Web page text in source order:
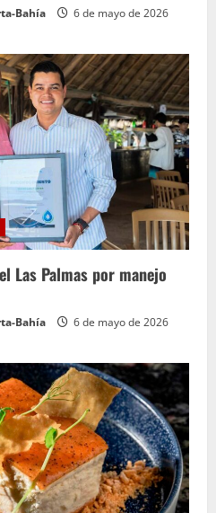
Bahía 6 de mayo de 2026
Las Palmas por manejo
Bahía 6 de mayo de 2026